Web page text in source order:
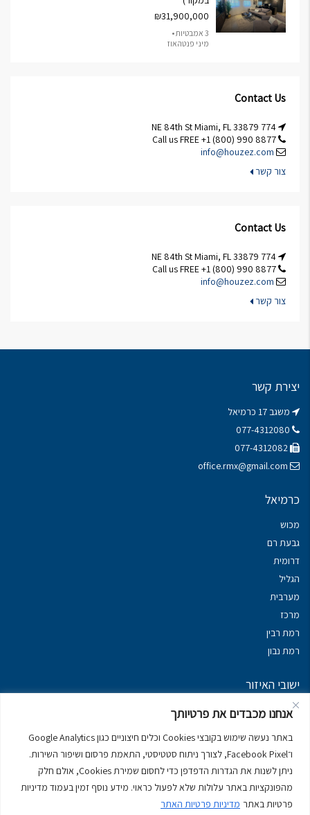
אנחנו מכבדים את פרטיותך
באתר נעשה שימוש בקובצי Cookies וכלים חיצוניים כגון Google Analytics
ו־Facebook Pixel, לצורך ניתוח סטטיסטי, התאמת פרסום ושיפור השירות.
ניתן לשנות את הגדרות הדפדפן כדי לחסום שמירת Cookies, אולם חלק
מהפונקציות באתר עלולות שלא לפעול כראוי. מידע נוסף זמין בעמוד מדיניות
פרטיות באתר מדיניות פרטיות האתר
₪31,900,000
3 אמבטיות •
מיני פנטהאוז
Contact Us
info@houzez.com
צור קשר
Contact Us
info@houzez.com
צור קשר
יצירת קשר
משגב 17 כרמיאל
office.rmx@gmail.com
כרמיאל
מכוש
גבעת רם
דרומית
הגליל
מערבית
מרכז
רמת רבין
רמת נבון
ישובי האיזור
נכסים במשגב
מרום הגליל